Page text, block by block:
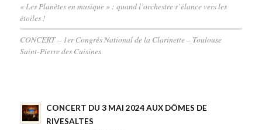
« Les Planètes en musique » : quand l’orchestre s’élance vers les
étoiles !
CONCERT – 1er Congrès National de la Clarinette – Toulouse
Saint-Pierre des Cuisines
CONCERT DU 3 MAI 2024 AUX DÔMES DE
RIVESALTES